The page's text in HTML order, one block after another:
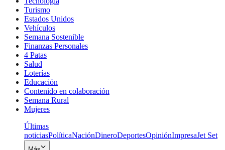
Turismo
Estados Unidos
Vehículos
Semana Sostenible
Finanzas Personales
4 Patas
Salud
Loterías
Educación
Contenido en colaboración
Semana Rural
Mujeres
Últimas
noticiasPolíticaNaciónDineroDeportesOpiniónImpresaJet Set